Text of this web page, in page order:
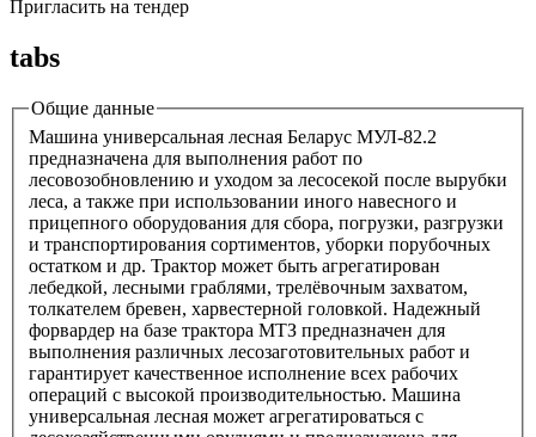
Пригласить на тендер
tabs
Общие данные
Машина универсальная лесная Беларус МУЛ-82.2
предназначена для выполнения работ по
лесовозобновлению и уходом за лесосекой после вырубки
леса, а также при использовании иного навесного и
прицепного оборудования для сбора, погрузки, разгрузки
и транспортирования сортиментов, уборки порубочных
остатком и др. Трактор может быть агрегатирован
лебедкой, лесными граблями, трелёвочным захватом,
толкателем бревен, харвестерной головкой. Надежный
форвардер на базе трактора МТЗ предназначен для
выполнения различных лесозаготовительных работ и
гарантирует качественное исполнение всех рабочих
операций с высокой производительностью. Машина
универсальная лесная может агрегатироваться с